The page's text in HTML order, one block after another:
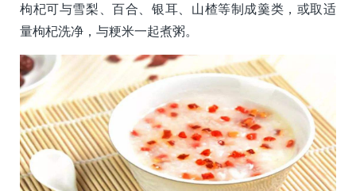
枸杞可与雪梨、百合、银耳、山楂等制成羹类，或取适
量枸杞洗净，与粳米一起煮粥。